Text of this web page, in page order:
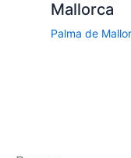
Mallorca
Palma de